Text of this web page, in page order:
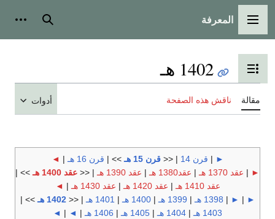
القائمة الرئيسية
المعرفة بحث
تبديل عرض جدول المحتويات
1402 هـ
مقالة ناقش هذه الصفحة أدوات
►
| قرن 14 | <<قرن 15 هـ >> | قرن 16 هـ |
◄
►
| عقد 1370 هـ | عقد1380 هـ | عقد 1390 هـ | << عقد 1400 هـ
>> |
عقد 1410 هـ
| عقد 1420 هـ | عقد 1430 هـ |
◄
►
|
►
| 1398 هـ | 1399 هـ |1400 هـ | 1401 هـ | <<1402 هـ
>> |
1403 هـ
| 1404 هـ | 1405 هـ | 1406 هـ |
◄
|
◄